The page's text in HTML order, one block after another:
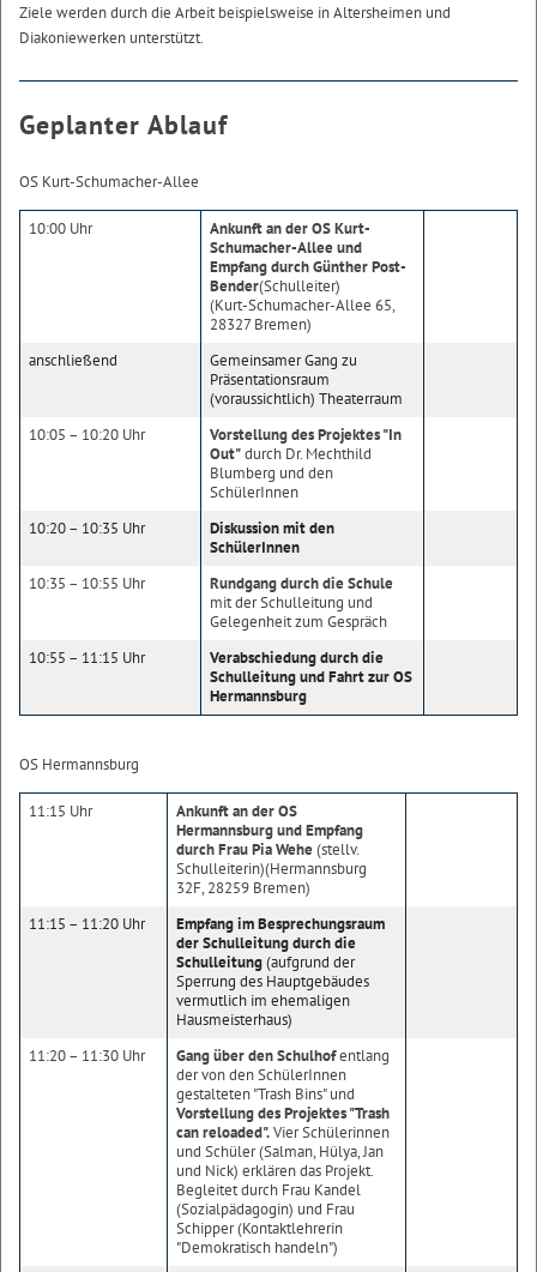
Ziele werden durch die Arbeit beispielsweise in Altersheimen und
Diakoniewerken unterstützt.
Geplanter Ablauf
OS Kurt-Schumacher-Allee
10:00 Uhr
Ankunft an der OS Kurt-
Schumacher-Allee und
Empfang durch Günther Post-
Bender(Schulleiter)
(Kurt-Schumacher-Allee 65,
28327 Bremen)
anschließend
Gemeinsamer Gang zu
Präsentationsraum
(voraussichtlich) Theaterraum
10:05 – 10:20 Uhr
Vorstellung des Projektes "In
Out"durch Dr. Mechthild
Blumberg und den
SchülerInnen
10:20 – 10:35 Uhr
Diskussion mit den
SchülerInnen
10:35 – 10:55 Uhr
Rundgang durch die Schule
mit der Schulleitung und
Gelegenheit zum Gespräch
10:55 – 11:15 Uhr
Verabschiedung durch die
Schulleitung und Fahrt zur OS
Hermannsburg
OS Hermannsburg
11:15 Uhr
Ankunft an der OS
Hermannsburg und Empfang
durch Frau Pia Wehe(stellv.
Schulleiterin)(Hermannsburg
32F, 28259 Bremen)
11:15 – 11:20 Uhr
Empfang im Besprechungsraum
der Schulleitung durch die
Schulleitung(aufgrund der
Sperrung des Hauptgebäudes
vermutlich im ehemaligen
Hausmeisterhaus)
11:20 – 11:30 Uhr
Gang über den Schulhofentlang
der von den SchülerInnen
gestalteten "Trash Bins" und
Vorstellung des Projektes "Trash
can reloaded".Vier Schülerinnen
und Schüler (Salman, Hülya, Jan
und Nick) erklären das Projekt.
Begleitet durch Frau Kandel
(Sozialpädagogin) und Frau
Schipper (Kontaktlehrerin
"Demokratisch handeln")